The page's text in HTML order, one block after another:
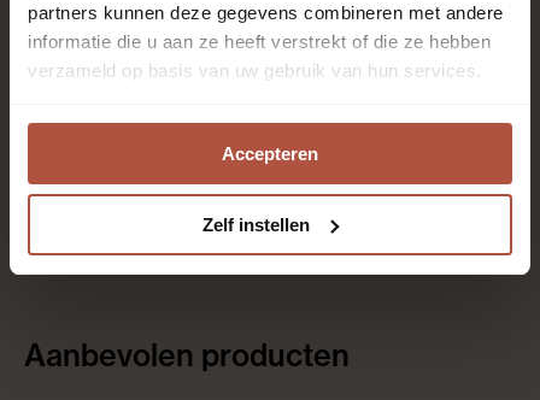
partners kunnen deze gegevens combineren met andere
informatie die u aan ze heeft verstrekt of die ze hebben
verzameld op basis van uw gebruik van hun services.
Accepteren
Zelf instellen
4-zijdig
Dfe
Aanbevolen producten